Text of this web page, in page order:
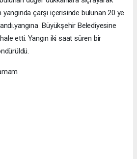
çarşı içerisinde bulunan 20 ye
Büyükşehir Belediyesine
etti. Yangın iki saat süren bir